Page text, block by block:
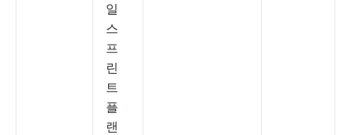
일
스
프
린
트
플
랜